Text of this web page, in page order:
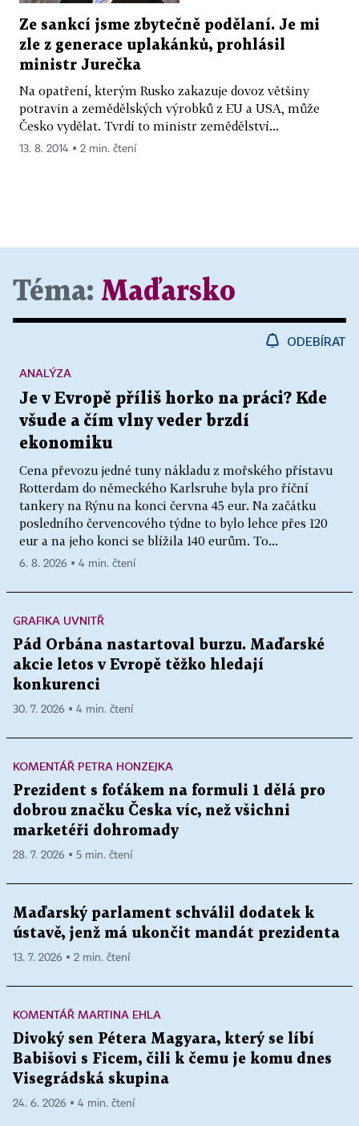
Ze sankcí jsme zbytečně podělaní. Je mi
zle z generace uplakánků, prohlásil
ministr Jurečka
Na opatření, kterým Rusko zakazuje dovoz většiny
potravin a zemědělských výrobků z EU a USA, může
Česko vydělat. Tvrdí to ministr zemědělství...
13. 8. 2014 ▪ 2 min. čtení
Téma: Maďarsko
ODEBÍRAT
Je v Evropě příliš horko na práci? Kde
všude a čím vlny veder brzdí
ekonomiku
Cena převozu jedné tuny nákladu z mořského přístavu
Rotterdam do německého Karlsruhe byla pro říční
tankery na Rýnu na konci června 45 eur. Na začátku
posledního červencového týdne to bylo lehce přes 120
eur a na jeho konci se blížila 140 eurům. To...
ANALÝZA
6. 8. 2026 ▪ 4 min. čtení
GRAFIKA UVNITŘ
Pád Orbána nastartoval burzu. Maďarské
akcie letos v Evropě těžko hledají
konkurenci
30. 7. 2026 ▪ 4 min. čtení
KOMENTÁŘ PETRA HONZEJKA
Prezident s foťákem na formuli 1 dělá pro
dobrou značku Česka víc, než všichni
marketéři dohromady
28. 7. 2026 ▪ 5 min. čtení
Maďarský parlament schválil dodatek k
ústavě, jenž má ukončit mandát prezidenta
13. 7. 2026 ▪ 2 min. čtení
KOMENTÁŘ MARTINA EHLA
Divoký sen Pétera Magyara, který se líbí
Babišovi s Ficem, čili k čemu je komu dnes
Visegrádská skupina
24. 6. 2026 ▪ 4 min. čtení